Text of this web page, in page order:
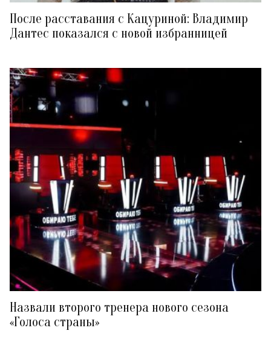
После расставания с Кацуриной: Владимир
Дантес показался с новой избранницей
Назвали второго тренера нового сезона
«Голоса страны»